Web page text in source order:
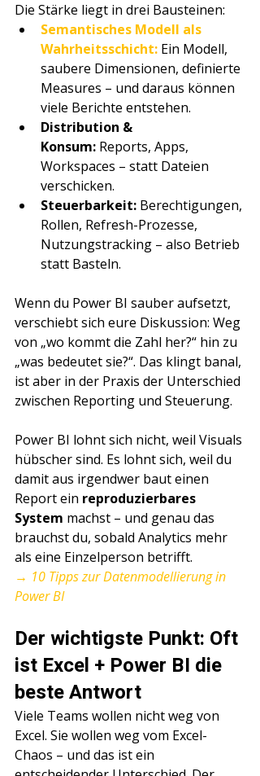
Die Stärke liegt in drei Bausteinen:
Semantisches Modell als
Wahrheitsschicht: Ein Modell,
saubere Dimensionen, definierte
Measures – und daraus können
viele Berichte entstehen.
Distribution &
Konsum: Reports, Apps,
Workspaces – statt Dateien
verschicken.
Steuerbarkeit: Berechtigungen,
Rollen, Refresh-Prozesse,
Nutzungstracking – also Betrieb
statt Basteln.
Wenn du Power BI sauber aufsetzt,
verschiebt sich eure Diskussion: Weg
von „wo kommt die Zahl her?“ hin zu
„was bedeutet sie?“. Das klingt banal,
ist aber in der Praxis der Unterschied
zwischen Reporting und Steuerung.
Power BI lohnt sich nicht, weil Visuals
hübscher sind. Es lohnt sich, weil du
damit aus irgendwer baut einen
Report ein reproduzierbares
System machst – und genau das
brauchst du, sobald Analytics mehr
als eine Einzelperson betrifft.
→ 10 Tipps zur Datenmodellierung in
Power BI
Der wichtigste Punkt: Oft
ist Excel + Power BI die
beste Antwort
Viele Teams wollen nicht weg von
Excel. Sie wollen weg vom Excel-
Chaos – und das ist ein